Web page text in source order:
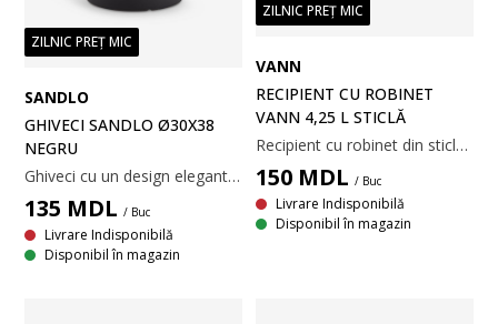
ZILNIC PREȚ MIC
SANDLO
GHIVECI SANDLO Ø30X38
NEGRU
Ghiveci cu un design elegant, cu striații și un finisaj negru simplu. Fabricat din plastic ușor, ghiveciul este ușor de poziționat în grădină sau pe balcon. Se poate face cu ușurință o gaură de scurgere. Ø30 x H38 cm
135 MDL / Buc
Livrare Indisponibilă
Disponibil în magazin
ZILNIC PREȚ MIC
VANN
RECIPIENT CU ROBINET
VANN 4,25 L STICLĂ
Recipient cu robinet din sticlă transparentă cu un capac din oțel inoxidabil. Capacitatea de 4,25 litri este ideală pentru a servi băuturi reci la petreceri în grădină sau la camping. Un robinet integrat permite autoservirea simplă. Ø18 x H24 cm
150 MDL / Buc
Livrare Indisponibilă
Disponibil în magazin